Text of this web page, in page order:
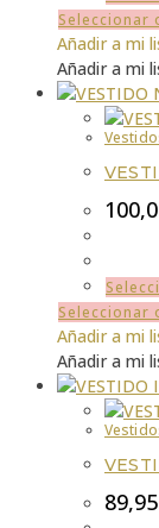
Seleccionar
Añadir a mi
Añadir a mi
Seleccionar
Añadir a mi
Añadir a mi
89,95